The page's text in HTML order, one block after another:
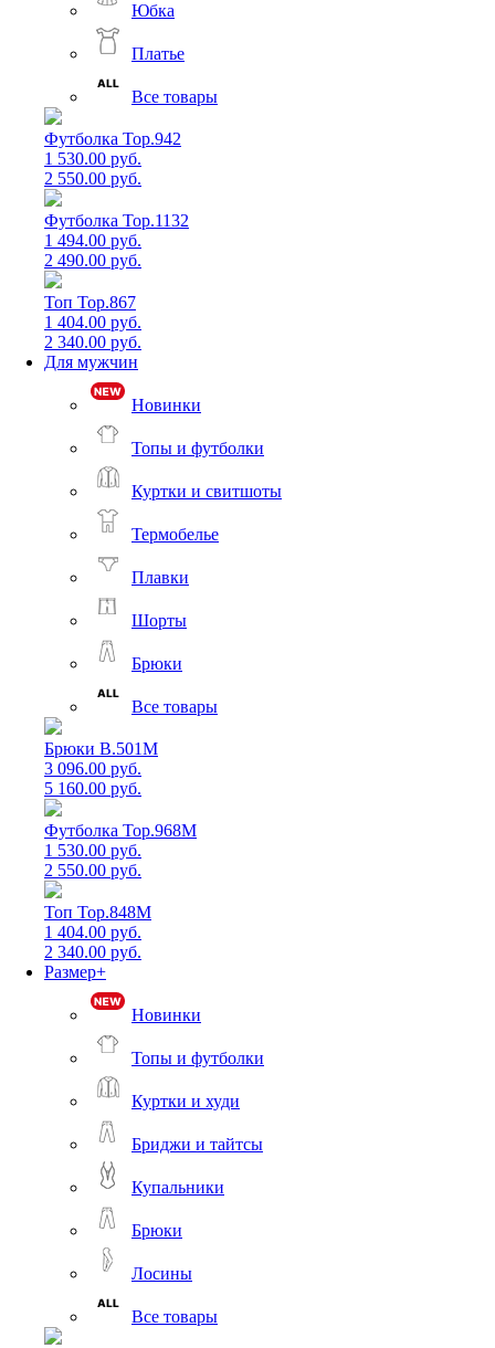
Юбка
Платье
Все товары
Футболка Top.942
1 530.00 руб.
2 550.00 руб.
Футболка Top.1132
1 494.00 руб.
2 490.00 руб.
Топ Top.867
1 404.00 руб.
2 340.00 руб.
Для мужчин
Новинки
Топы и футболки
Куртки и свитшоты
Термобелье
Плавки
Шорты
Брюки
Все товары
Брюки B.501M
3 096.00 руб.
5 160.00 руб.
Футболка Top.968M
1 530.00 руб.
2 550.00 руб.
Топ Top.848M
1 404.00 руб.
2 340.00 руб.
Размер+
Новинки
Топы и футболки
Куртки и худи
Бриджи и тайтсы
Купальники
Брюки
Лосины
Все товары